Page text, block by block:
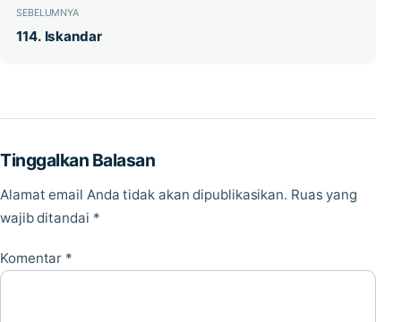
SEBELUMNYA
114. Iskandar
Tinggalkan Balasan
Alamat email Anda tidak akan dipublikasikan. Ruas yang
wajib ditandai *
Komentar *